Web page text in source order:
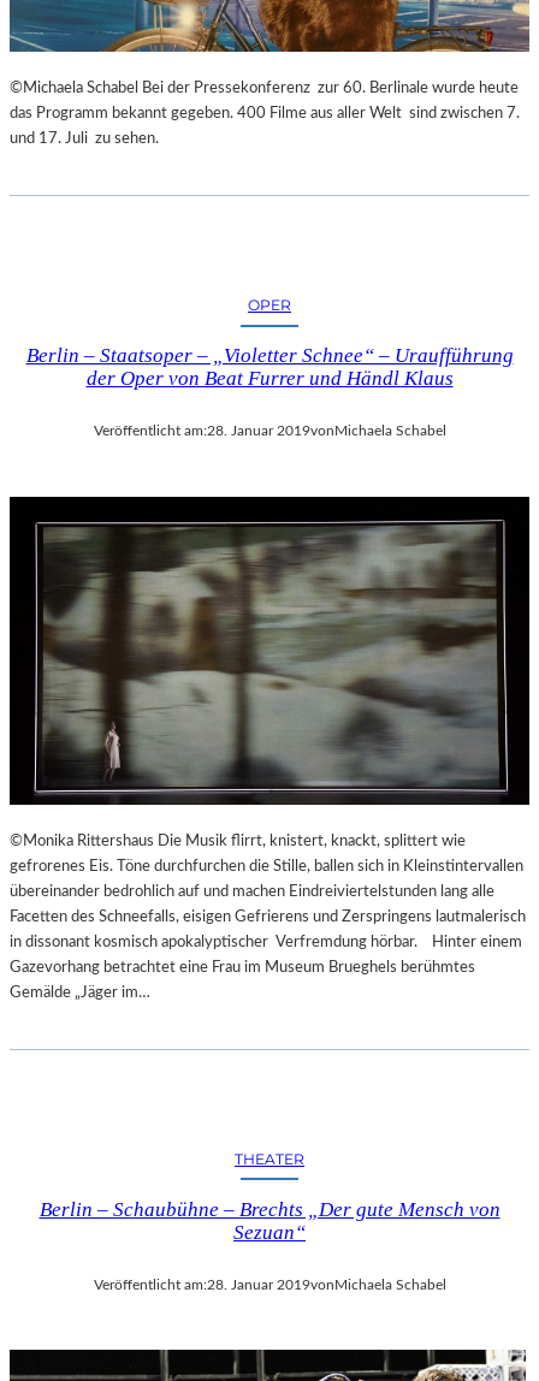
©Michaela Schabel Bei der Pressekonferenz zur 60. Berlinale wurde heute
das Programm bekannt gegeben. 400 Filme aus aller Welt sind zwischen 7.
und 17. Juli zu sehen.
OPER
Berlin – Staatsoper – „Violetter Schnee“ – Uraufführung
der Oper von Beat Furrer und Händl Klaus
Veröffentlicht am:28. Januar 2019von Michaela Schabel
©Monika Rittershaus Die Musik flirrt, knistert, knackt, splittert wie
gefrorenes Eis. Töne durchfurchen die Stille, ballen sich in Kleinstintervallen
übereinander bedrohlich auf und machen Eindreiviertelstunden lang alle
Facetten des Schneefalls, eisigen Gefrierens und Zerspringens lautmalerisch
in dissonant kosmisch apokalyptischer Verfremdung hörbar. Hinter einem
Gazevorhang betrachtet eine Frau im Museum Brueghels berühmtes
Gemälde „Jäger im…
THEATER
Berlin – Schaubühne – Brechts „Der gute Mensch von
Sezuan“
Veröffentlicht am:28. Januar 2019vonMichaela Schabel